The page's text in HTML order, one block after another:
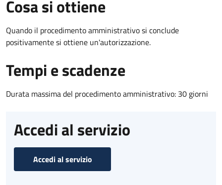
Cosa si ottiene
Quando il procedimento amministrativo si conclude
positivamente si ottiene un'autorizzazione.
Tempi e scadenze
Durata massima del procedimento amministrativo: 30 giorni
Accedi al servizio
Accedi al servizio